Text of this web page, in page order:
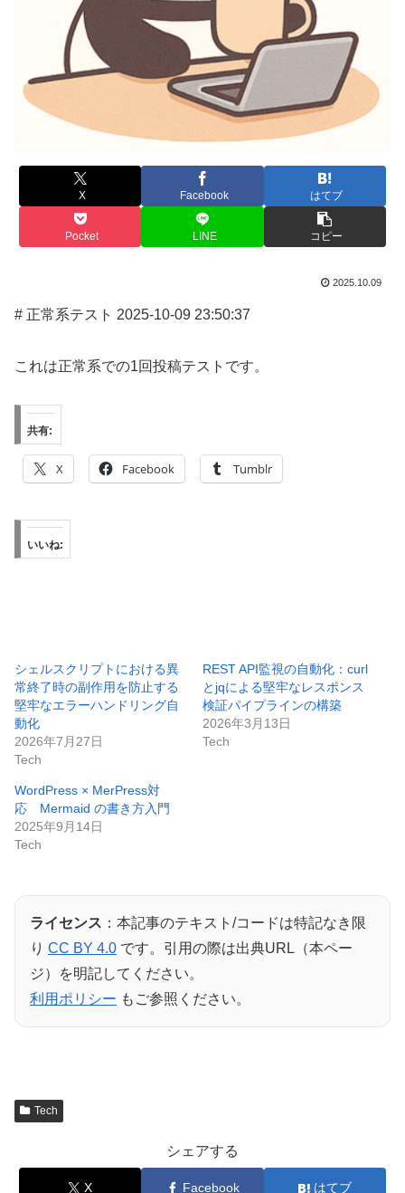
X Facebook はてブ
Pocket LINE コピー
2025.10.09
# 正常系テスト 2025-10-09 23:50:37
これは正常系での1回投稿テストです。
共有:
X Facebook Tumblr
いいね:
シェルスクリプトにおける異
常終了時の副作用を防止する
堅牢なエラーハンドリング自
動化
2026年7月27日
Tech
REST API監視の自動化：curl
とjqによる堅牢なレスポンス
検証パイプラインの構築
2026年3月13日
Tech
WordPress × MerPress対
応 Mermaid の書き方入門
2025年9月14日
Tech
ライセンス ：本記事のテキスト/コードは特記なき限
り CC BY 4.0 です。引用の際は出典URL（本ペー
ジ）を明記してください。
利用ポリシー もご参照ください。
Tech
シェアする
X Facebook はてブ